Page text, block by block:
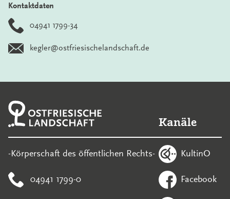
Kontaktdaten
04941 1799-34
kegler@ostfriesischelandschaft.de
-Körperschaft des öffentlichen Rechts-
04941 1799-0
Kanäle
KultinO
Facebook